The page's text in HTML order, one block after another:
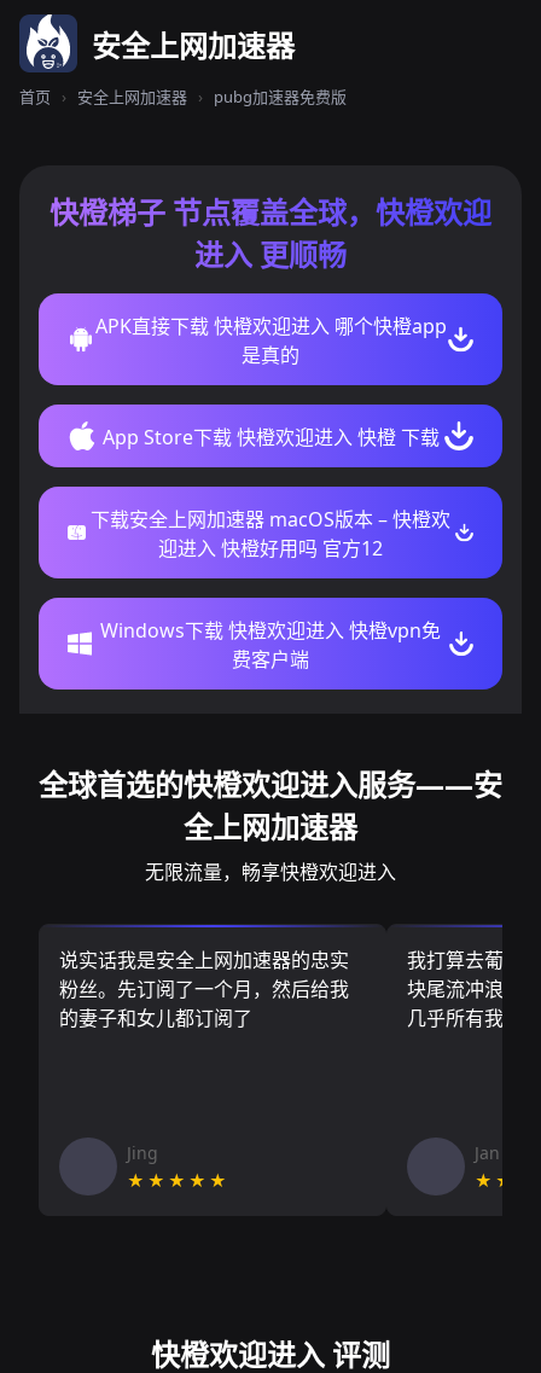
安全上网加速器
首页 › 安全上网加速器 › pubg加速器免费版
快橙梯子 节点覆盖全球，快橙欢迎
进入 更顺畅
APK直接下载 快橙欢迎进入 哪个快橙app
是真的
App Store下载 快橙欢迎进入 快橙 下载
下载安全上网加速器 macOS版本 – 快橙欢
迎进入 快橙好用吗 官方12
Windows下载 快橙欢迎进入 快橙vpn免
费客户端
全球首选的快橙欢迎进入服务——安
全上网加速器
无限流量，畅享快橙欢迎进入
说实话我是安全上网加速器的忠实
粉丝。先订阅了一个月，然后给我
的妻子和女儿都订阅了
Jing
★★★★★
我打算去葡萄
块尾流冲浪板
几乎所有我需
Jan V
快橙欢迎进入 评测